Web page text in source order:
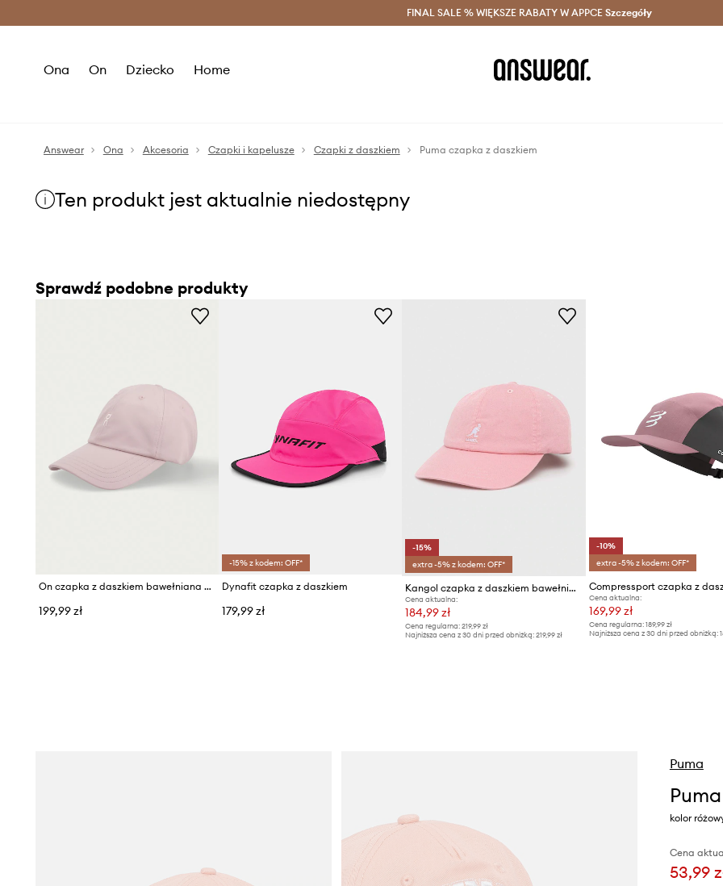
Oszczędzaj z Answear Club > Dostawa nawet w 24h >
FINAL SALE % WIĘKSZE RABATY W APPCE Szczegóły
Ona On Dziecko Home
Answear Ona Akcesoria Czapki i kapelusze Czapki z daszkiem Puma czapka z daszkiem
Ten produkt jest aktualnie niedostępny
Sprawdź podobne produkty
On czapka z daszkiem bawełniana All-Day
199,99 zł
-15% z kodem: OFF*
Dynafit czapka z daszkiem
179,99 zł
-15%
extra -5% z kodem: OFF*
Kangol czapka z daszkiem bawełniana
Cena aktualna:
184,99 zł
Cena regularna: 219,99 zł
Najniższa cena z 30 dni przed obniżką: 219,99 zł
-10%
extra -5% z kodem: OFF*
Cena aktualna:
169,99 zł
Cena regularna: 189,99 zł
Najniższa cena z 30 dni przed obniżką:
Puma
kolor
Cena
53,99